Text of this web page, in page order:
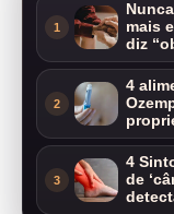
1
mais
diz
2
4
3
4
de